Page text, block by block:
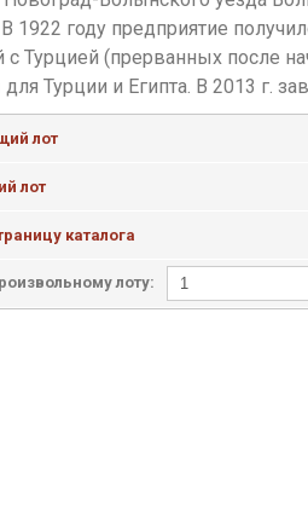
1922 году предприятие
Турцией (прерванных после
Турции и Египта. В 2013 г.
лот
лот
каталога
лоту: